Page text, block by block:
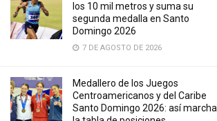
los 10 mil metros y suma su
segunda medalla en Santo
Domingo 2026
7 DE AGOSTO DE 2026
Medallero de los Juegos
Centroamericanos y del Caribe
Santo Domingo 2026: así marcha